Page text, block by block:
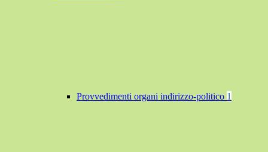
Provvedimenti organi indirizzo-politico 1